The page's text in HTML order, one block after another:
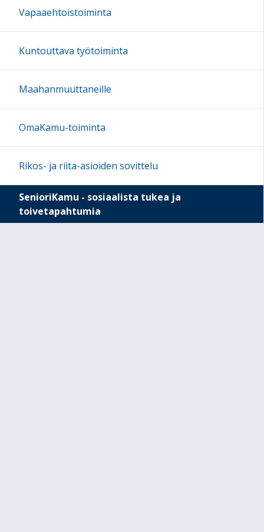
Vapaaehtoistoiminta
Kuntouttava työtoiminta
Maahanmuuttaneille
OmaKamu-toiminta
Rikos- ja riita-asioiden sovittelu
SenioriKamu - sosiaalista tukea ja
toivetapahtumia